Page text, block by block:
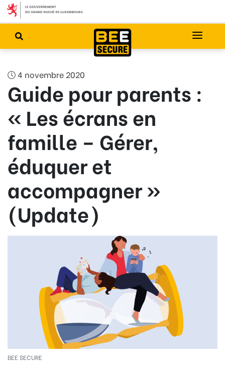
4 novembre 2020
Guide pour parents :
« Les écrans en
famille – Gérer,
éduquer et
accompagner »
(Update)
BEE SECURE